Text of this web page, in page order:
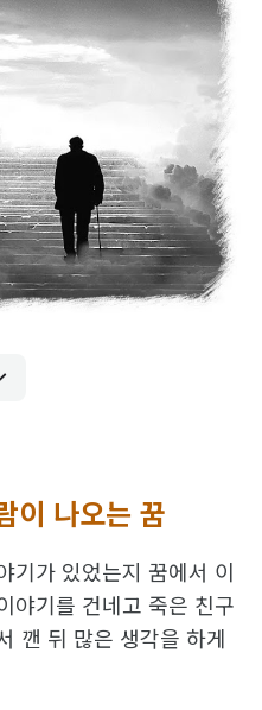
이 나오는 꿈
기가 있었는지 꿈에서 이
야기를 건네고 죽은 친구
깬 뒤 많은 생각을 하게